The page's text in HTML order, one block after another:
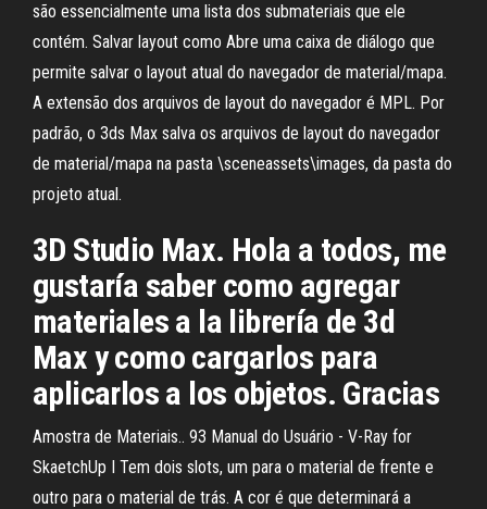
são essencialmente uma lista dos submateriais que ele
contém. Salvar layout como Abre uma caixa de diálogo que
permite salvar o layout atual do navegador de material/mapa.
A extensão dos arquivos de layout do navegador é MPL. Por
padrão, o 3ds Max salva os arquivos de layout do navegador
de material/mapa na pasta \sceneassets\images, da pasta do
projeto atual.
3D Studio Max. Hola a todos, me
gustaría saber como agregar
materiales a la librería de 3d
Max y como cargarlos para
aplicarlos a los objetos. Gracias
Amostra de Materiais.. 93 Manual do Usuário - V-Ray for
SkaetchUp I Tem dois slots, um para o material de frente e
outro para o material de trás. A cor é que determinará a